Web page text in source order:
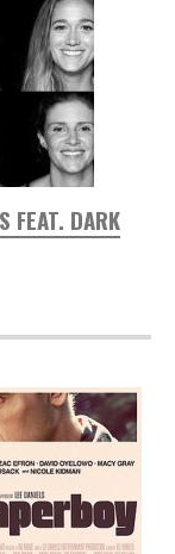
FEAT. DARK